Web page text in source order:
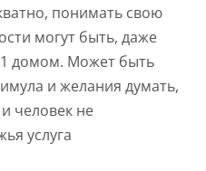
понимать свою
могут быть, даже
1 домом. Может быть
и желания думать,
человек не
услуга